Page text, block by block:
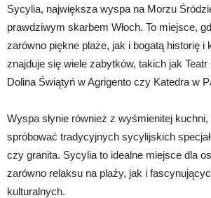
Sycylia, największa wyspa na Morzu
prawdziwym skarbem Włoch. To miejsce,
zarówno piękne plaże, jak i bogatą historię i
znajduje się wiele zabytków, takich jak
Dolina Świątyń w Agrigento czy Katedra w
Wyspa słynie również z wyśmienitej
spróbować tradycyjnych sycylijskich
czy granita. Sycylia to idealne miejsce dla
zarówno relaksu na plaży, jak i
kulturalnych.